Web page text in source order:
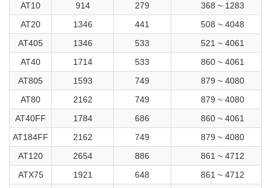
AT10
914 279
368 ~ 1283
AT20
1346 441
508 ~ 4048
AT405
1346 533
521 ~ 4061
AT40
1714 533
860 ~ 4061
AT805
1593 749
879 ~ 4080
AT80
2162 749
879 ~ 4080
AT40FF
1784 686
860 ~ 4061
AT184FF
2162 749
879 ~ 4080
AT120
2654 886
861 ~ 4712
ATX75
1921 648
861 ~ 4712